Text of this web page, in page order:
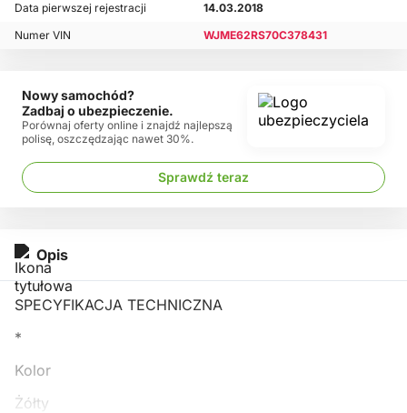
Data pierwszej rejestracji
14.03.2018
Numer VIN
WJME62RS70C378431
Opis
SPECYFIKACJA TECHNICZNA
*
Kolor
Żółty
Nowy samochód?
Zadbaj o ubezpieczenie.
Porównaj oferty online i znajdź najlepszą
polisę, oszczędzając nawet 30%.
Sprawdź teraz